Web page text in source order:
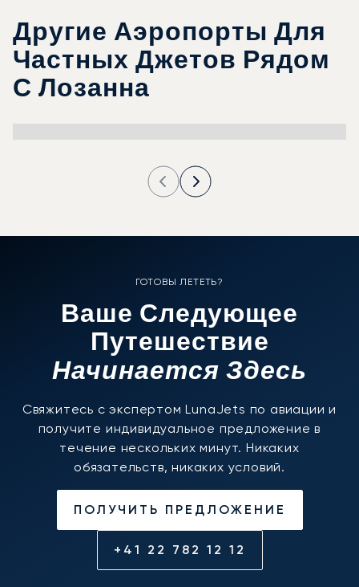
Другие Аэропорты Для
Частных Джетов Рядом
С Лозанна
ГОТОВЫ ЛЕТЕТЬ?
Ваше Следующее
Путешествие
Начинается Здесь
Свяжитесь с экспертом LunaJets по авиации и
получите индивидуальное предложение в
течение нескольких минут. Никаких
обязательств, никаких условий.
ПОЛУЧИТЬ ПРЕДЛОЖЕНИЕ
+41 22 782 12 12